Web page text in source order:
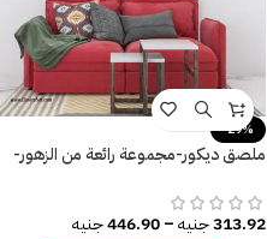
-29%
ملصق ديكور-مجموعة رائعة من الزهور-
313.92جنيه–
446.90جنيه